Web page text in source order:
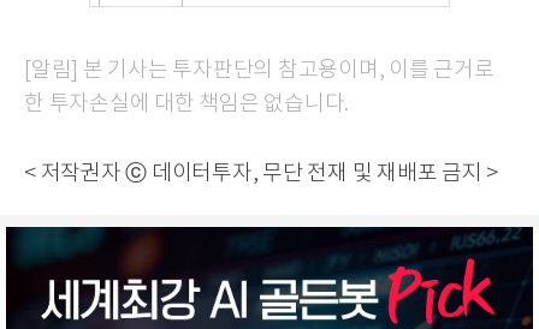
[알림] 본 기사는 투자판단의 참고용이며, 이를 근거로
한 투자손실에 대한 책임은 없습니다.
< 저작권자 ⓒ 데이터투자, 무단 전재 및 재배포 금지 >